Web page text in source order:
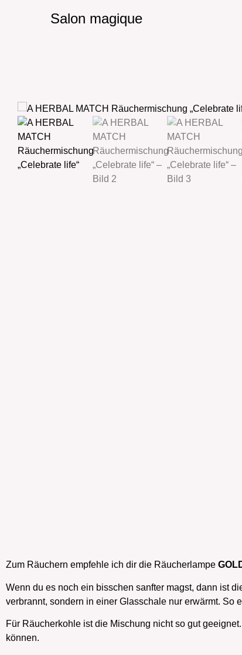
Salon magique
Zum Räuchern empfehle ich dir die Räucherlampe
Wenn du es noch ein bisschen sanfter magst, dann ist
verbrannt, sondern in einer Glasschale nur erwärmt. So
Für Räucherkohle ist die Mischung nicht so gut
können.